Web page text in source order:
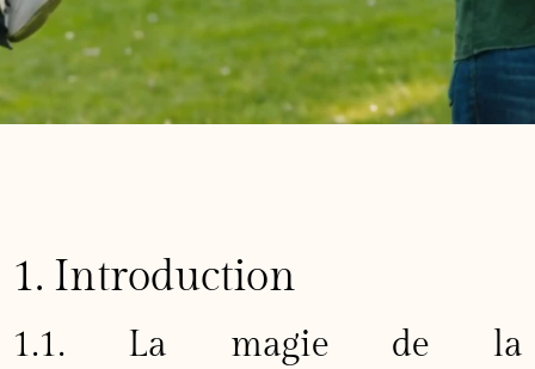
1. Introduction
1.1. La magie de la